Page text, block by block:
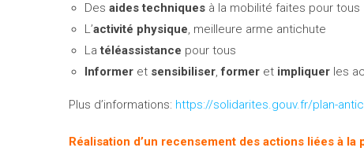
Des aides techniques à la mobilité faites pour tous
L’activité physique, meilleure arme antichute
Latéléassistance pour tous
Informer et sensibiliser,former et impliquer les
Plus d’informations: https://solidarites.gouv.fr/plan-
Réalisation d’un recensement des actions liées à la